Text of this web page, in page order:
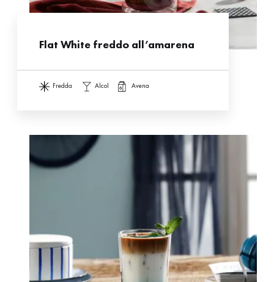
Flat White freddo all’amarena
fredda alcol avena